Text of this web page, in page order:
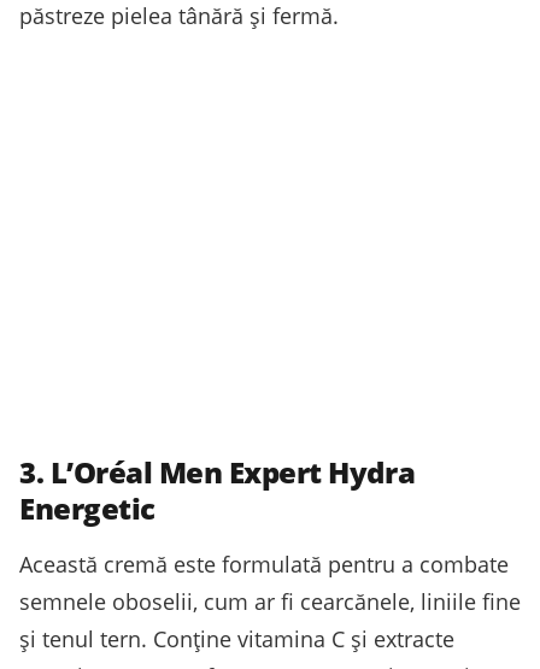
păstreze pielea tânără și fermă.
3. L’Oréal Men Expert Hydra
Energetic
Această cremă este formulată pentru a combate
semnele oboselii, cum ar fi cearcănele, liniile fine
și tenul tern. Conține vitamina C și extracte